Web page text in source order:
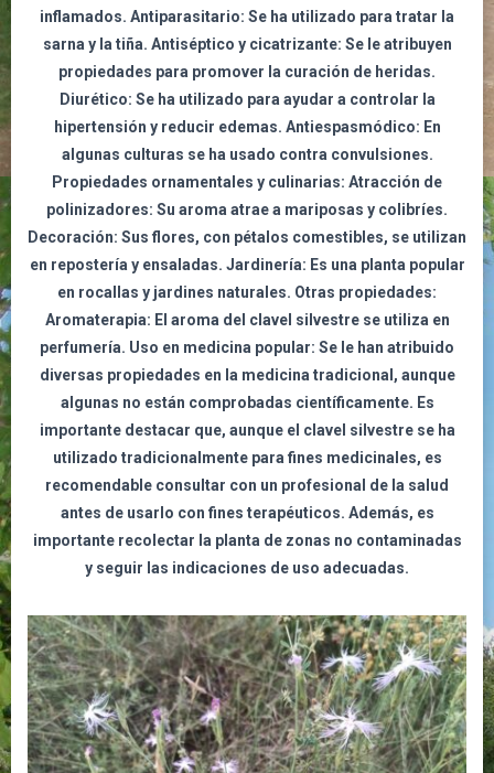
inflamados. Antiparasitario: Se ha utilizado para tratar la
sarna y la tiña. Antiséptico y cicatrizante: Se le atribuyen
propiedades para promover la curación de heridas.
Diurético: Se ha utilizado para ayudar a controlar la
hipertensión y reducir edemas. Antiespasmódico: En
algunas culturas se ha usado contra convulsiones.
Propiedades ornamentales y culinarias: Atracción de
polinizadores: Su aroma atrae a mariposas y colibríes.
Decoración: Sus flores, con pétalos comestibles, se utilizan
en repostería y ensaladas. Jardinería: Es una planta popular
en rocallas y jardines naturales. Otras propiedades:
Aromaterapia: El aroma del clavel silvestre se utiliza en
perfumería. Uso en medicina popular: Se le han atribuido
diversas propiedades en la medicina tradicional, aunque
algunas no están comprobadas científicamente. Es
importante destacar que, aunque el clavel silvestre se ha
utilizado tradicionalmente para fines medicinales, es
recomendable consultar con un profesional de la salud
antes de usarlo con fines terapéuticos. Además, es
importante recolectar la planta de zonas no contaminadas
y seguir las indicaciones de uso adecuadas.